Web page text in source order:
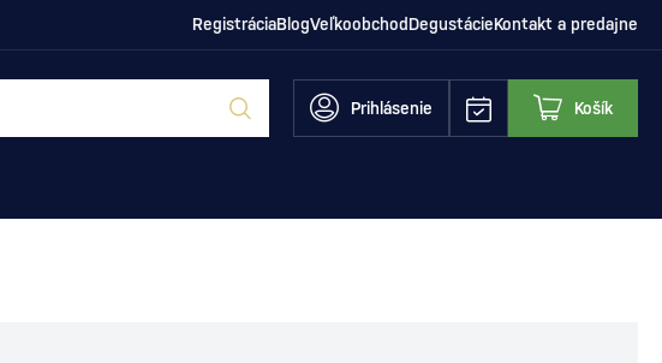
RegistráciaBlogVeľkoobchodDegustácieKontakt a predajne
Prihlásenie Košík